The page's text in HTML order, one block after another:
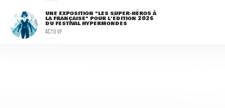
UNE EXPOSITION "LES SUPER-HÉROS À
LA FRANÇAISE" POUR L'ÉDITION 2026
DU FESTIVAL HYPERMONDES
ACTU VF